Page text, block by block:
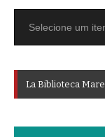
La Biblioteca Mare